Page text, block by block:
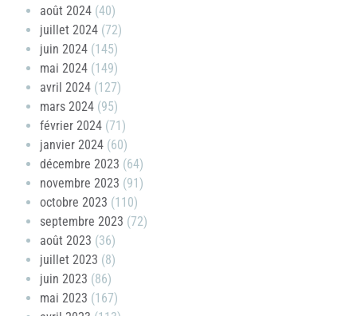
août 2024 (40)
juillet 2024 (72)
juin 2024 (145)
mai 2024 (149)
avril 2024 (127)
mars 2024 (95)
février 2024 (71)
janvier 2024 (60)
décembre 2023 (64)
novembre 2023 (91)
octobre 2023 (110)
septembre 2023 (72)
août 2023 (36)
juillet 2023 (8)
juin 2023 (86)
mai 2023 (167)